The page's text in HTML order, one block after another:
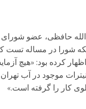
حافظی، عضو شورای
شورا در مساله تست
کرده بود: «هیچ
موجود در آب
کار را گرفته است.»